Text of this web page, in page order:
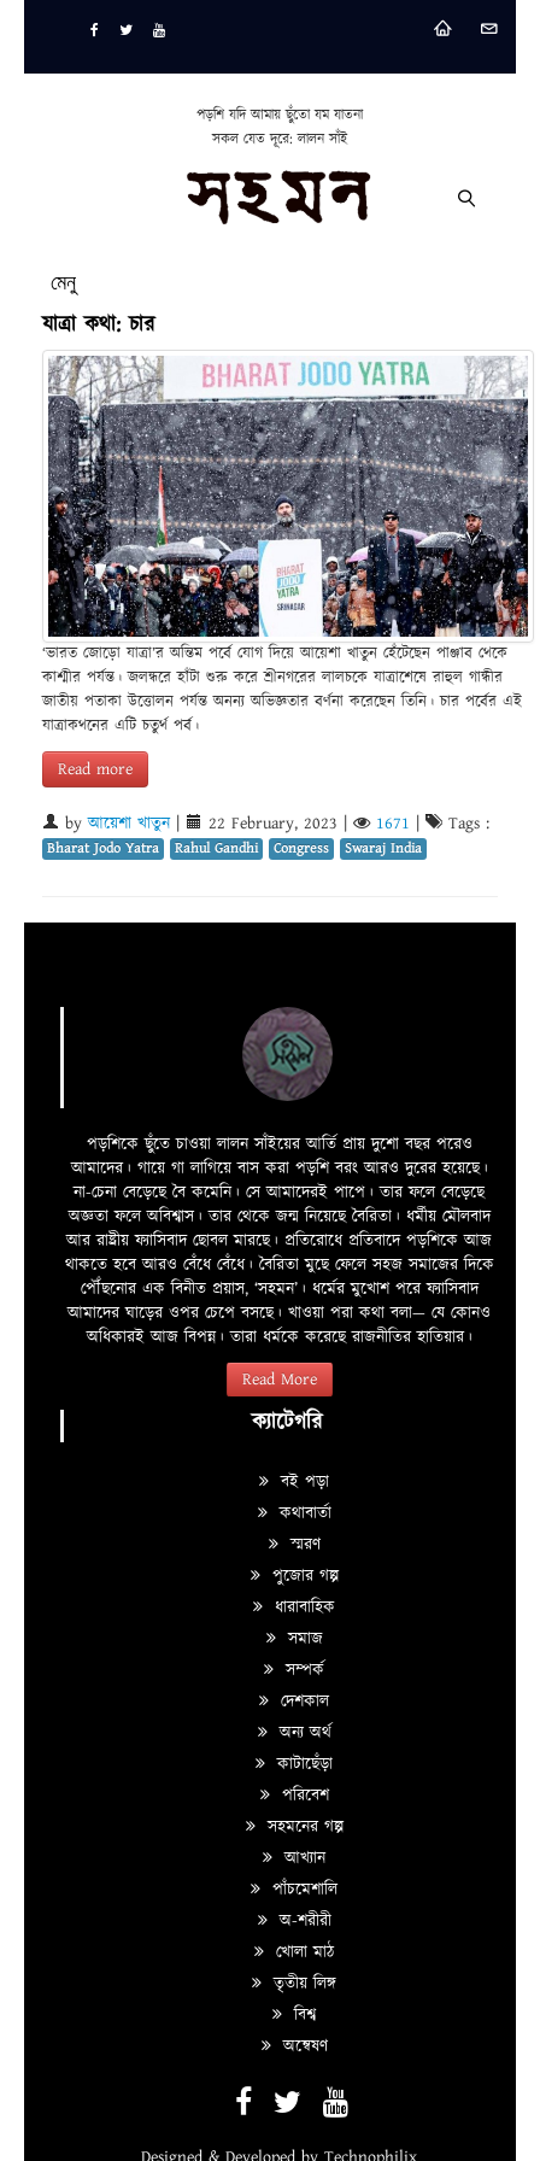
পড়শি যদি আমায় ছুঁতো যম যাতনা
সকল যেত দূরে: লালন সাঁই
মেনু
যাত্রা কথা: চার
‘ভারত জোড়ো যাত্রা’র অন্তিম পর্বে যোগ দিয়ে আয়েশা খাতুন হেঁটেছেন পাঞ্জাব থেকে
কাশ্মীর পর্যন্ত। জলন্ধরে হাঁটা শুরু করে শ্রীনগরের লালচকে যাত্রাশেষে রাহুল গান্ধীর
জাতীয় পতাকা উত্তোলন পর্যন্ত অনন্য অভিজ্ঞতার বর্ণনা করেছেন তিনি। চার পর্বের এই
যাত্রাকথনের এটি চতুর্থ পর্ব।
Read more
byআয়েশা খাতুন| 22 February, 2023 1671 Tags :
Bharat Jodo Yatra Rahul Gandhi Congress Swaraj India
পড়শিকে ছুঁতে চাওয়া লালন সাঁইয়ের আর্তি প্রায় দুশো বছর পরেও
আমাদের। গায়ে গা লাগিয়ে বাস করা পড়শি বরং আরও দুরের হয়েছে।
না-চেনা বেড়েছে বৈ কমেনি। সে আমাদেরই পাপে। তার ফলে বেড়েছে
অজ্ঞতা ফলে অবিশ্বাস। তার থেকে জন্ম নিয়েছে বৈরিতা। ধর্মীয় মৌলবাদ
আর রাষ্ট্রীয় ফ্যাসিবাদ ছোবল মারছে। প্রতিরোধে প্রতিবাদে পড়শিকে আজ
থাকতে হবে আরও বেঁধে বেঁধে। বৈরিতা মুছে ফেলে সহজ সমাজের দিকে
পৌঁছনোর এক বিনীত প্রয়াস, ‘সহমন’। ধর্মের মুখোশ পরে ফ্যাসিবাদ
আমাদের ঘাড়ের ওপর চেপে বসছে। খাওয়া পরা কথা বলা—­­ যে কোনও
অধিকারই আজ বিপন্ন। তারা ধর্মকে করেছে রাজনীতির হাতিয়ার।
Read More
ক্যাটেগরি
বই পড়া
কথাবার্তা
স্মরণ
পুজোর গল্প
ধারাবাহিক
সমাজ
সম্পর্ক
দেশকাল
অন্য অর্থ
কাটাছেঁড়া
পরিবেশ
সহমনের গল্প
আখ্যান
পাঁচমেশালি
অ-শরীরী
খোলা মাঠ
তৃতীয় লিঙ্গ
বিশ্ব
অন্বেষণ